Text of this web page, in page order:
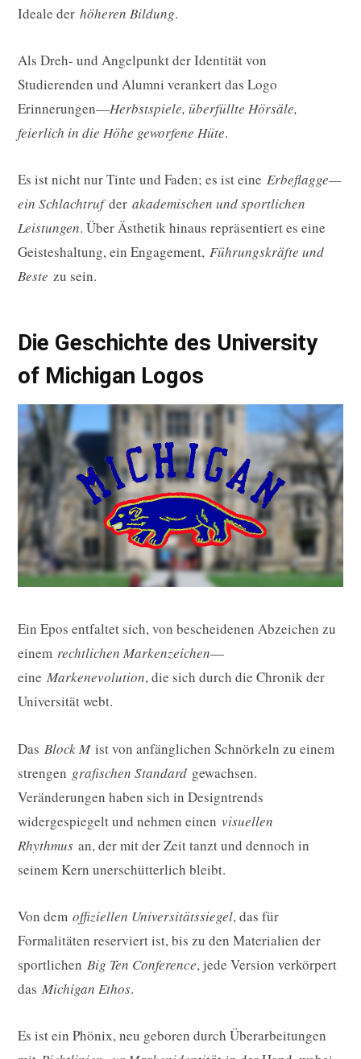
Ideale der höheren Bildung.
Als Dreh- und Angelpunkt der Identität von
Studierenden und Alumni verankert das Logo
Erinnerungen—Herbstspiele, überfüllte Hörsäle,
feierlich in die Höhe geworfene Hüte.
Es ist nicht nur Tinte und Faden; es ist eine Erbeflagge—
ein Schlachtrufder akademischen und sportlichen
Leistungen. Über Ästhetik hinaus repräsentiert es eine
Geisteshaltung, ein Engagement, Führungskräfte und
Beste zu sein.
Die Geschichte des University
of Michigan Logos
Ein Epos entfaltet sich, von bescheidenen Abzeichen zu
einem rechtlichen Markenzeichen—
eine Markenevolution, die sich durch die Chronik der
Universität webt.
Das Block Mist von anfänglichen Schnörkeln zu einem
strengen grafischen Standard gewachsen.
Veränderungen haben sich in Designtrends
widergespiegelt und nehmen einen visuellen
Rhythmus an, der mit der Zeit tanzt und dennoch in
seinem Kern unerschütterlich bleibt.
Von dem offiziellen Universitätssiegel, das für
Formalitäten reserviert ist, bis zu den Materialien der
sportlichen Big Ten Conference, jede Version verkörpert
das Michigan Ethos.
Es ist ein Phönix, neu geboren durch Überarbeitungen